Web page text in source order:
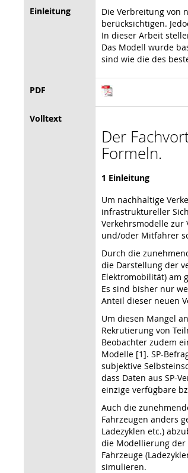
Einleitung
Die Verbreitung von
berücksichtigen.
In dieser Arbeit
Das Modell wurde
sind wie die des
PDF
Volltext
Der
Formeln.
1 Einleitung
Um nachhaltige
infrastruktureller
Verkehrsmodelle zur
und/oder Mitfahrer
Durch die
die Darstellung der
Elektromobilität) am
Es sind bisher nur
Anteil dieser neuen
Um diesen Mangel
Rekrutierung von
Beobachter zudem
Modelle [1]. SP-
subjektive
dass Daten aus SP-
einzige verfügbare
Auch die
Fahrzeugen anders
Ladezyklen etc.)
die Modellierung der
Fahrzeuge
simulieren.